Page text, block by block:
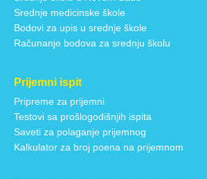
Srednje medicinske škole
Bodovi za upis u srednje škole
Računanje bodova za srednju školu
Prijemni ispit
Pripreme za prijemni
Testovi sa prošlogodišnjih ispita
Saveti za polaganje prijemnog
Kalkulator za broj poena na prijemnom